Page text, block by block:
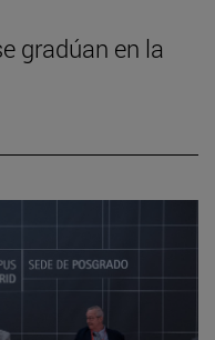
gradúan en la